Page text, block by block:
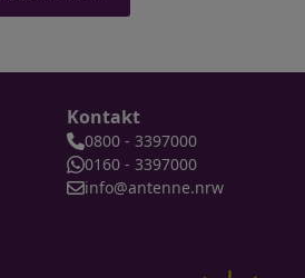
Kontakt
0800 - 3397000
0160 - 3397000
info@antenne.nrw